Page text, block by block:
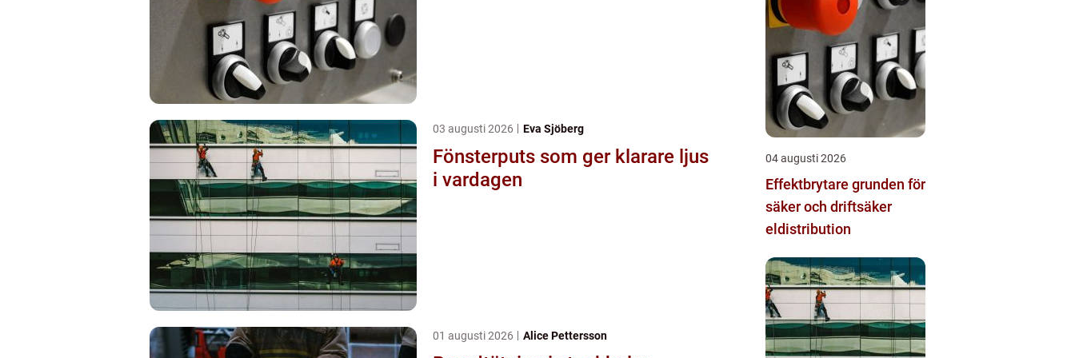
03 augusti 2026 Eva Sjöberg
Fönsterputs som ger klarare ljus
i vardagen
01 augusti 2026 Alice Pettersson
04 augusti 2026
Effektbrytare grunden för
säker och driftsäker
eldistribution